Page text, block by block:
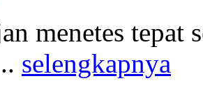
menetes tepat
selengkapnya